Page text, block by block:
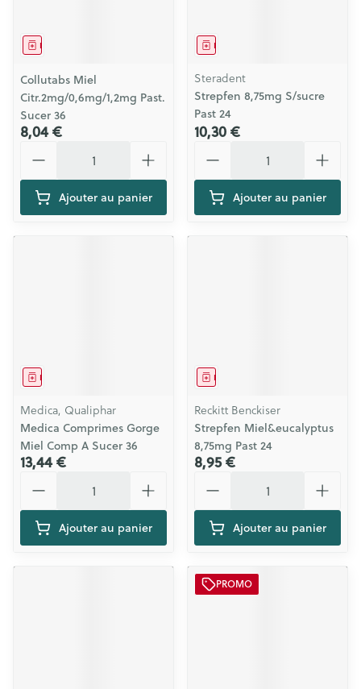
Médicament
Collutabs Miel
Citr.2mg/0,6mg/1,2mg Past.
Sucer 36
8,04 €
Ajouter au panier
Médicament
Steradent
Strepfen 8,75mg S/sucre
Past 24
10,30 €
Ajouter au panier
Médicament
Medica, Qualiphar
Medica Comprimes Gorge
Miel Comp A Sucer 36
13,44 €
Ajouter au panier
Médicament
Reckitt Benckiser
Strepfen Miel&eucalyptus
8,75mg Past 24
8,95 €
Ajouter au panier
PROMO